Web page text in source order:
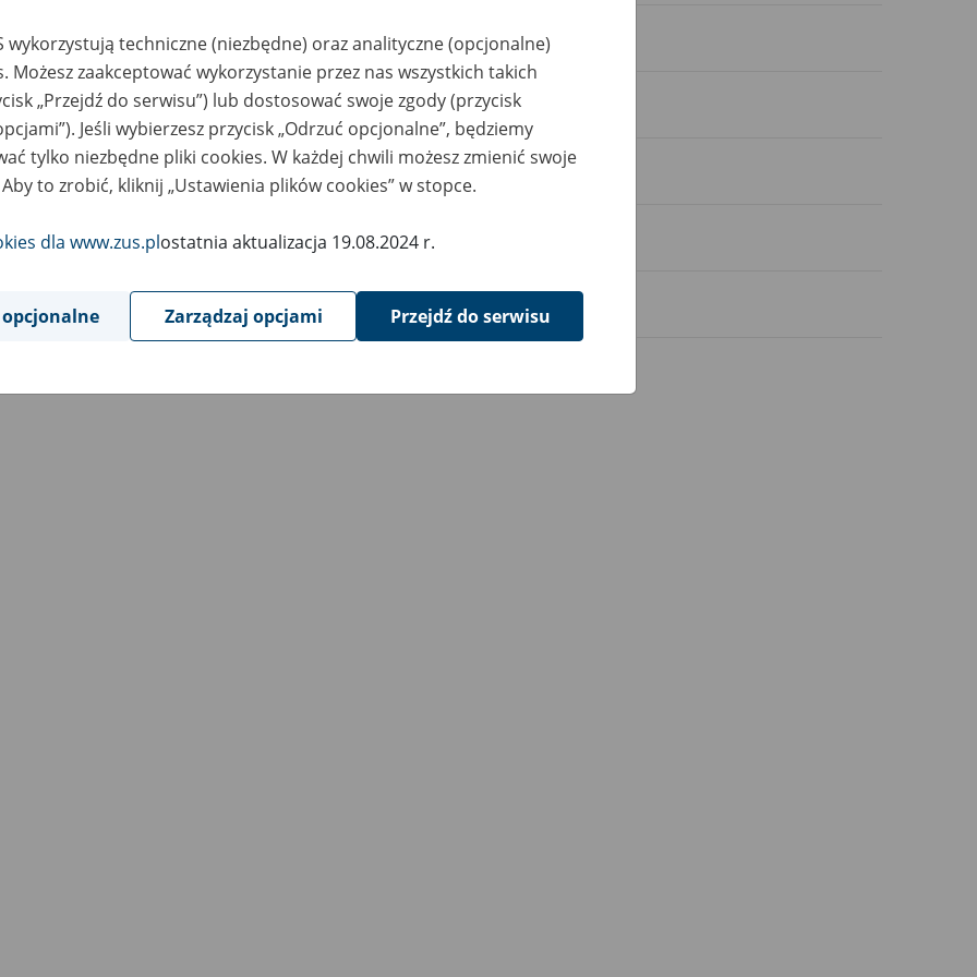
emerytury lub renty z ZUS
z Macedonii Północnej a świadczenia z ZUS
w Macedonii Północnej a wysokość świadczeń z ZUS
możesz uzyskać więcej informacji
wykorzystują techniczne (niezbędne) oraz analityczne (opcjonalne)
Możesz zaakceptować wykorzystanie przez nas wszystkich takich
„Przejdź do serwisu”) lub dostosować swoje zgody (przycisk
Jeśli wybierzesz przycisk „Odrzuć opcjonalne”, będziemy
tylko niezbędne pliki cookies. W każdej chwili możesz zmienić swoje
to zrobić, kliknij „Ustawienia plików cookies” w stopce.
dla www.zus.plostatnia aktualizacja 19.08.2024 r.
Zarządzaj opcjami Przejdź do serwisu